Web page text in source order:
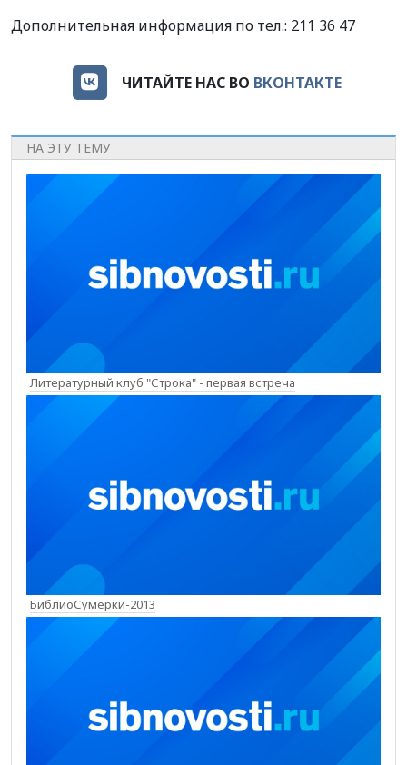
Дополнительная информация по тел.: 211 36 47
ЧИТАЙТЕ НАС ВО ВКОНТАКТЕ
НА ЭТУ ТЕМУ
Литературный клуб "Строка" - первая встреча
БиблиоСумерки-2013